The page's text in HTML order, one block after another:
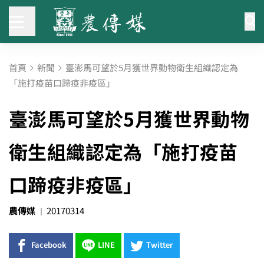
首頁 新聞 臺澎馬可望於5月獲世界動物衛生組織認定為
「施打疫苗口蹄疫非疫區」
臺澎馬可望於5月獲世界動物
衛生組織認定為「施打疫苗
口蹄疫非疫區」
農傳媒 20170314
Facebook LINE Twitter